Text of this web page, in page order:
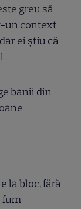
greu să
un context
ei știu că
banii din
la bloc, fără
fum